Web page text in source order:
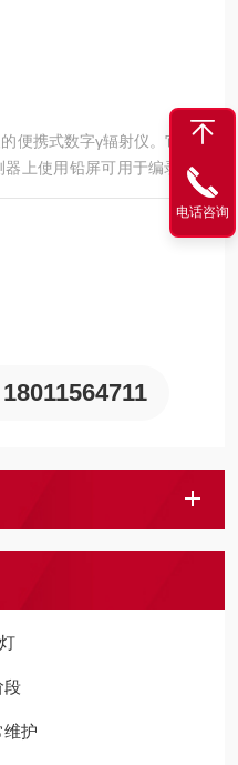
便携式数字γ辐射仪。它适用
上使用铅屏可用于编录，也
他使用放射性同位素场合的
18011564711
段
护
电话咨询